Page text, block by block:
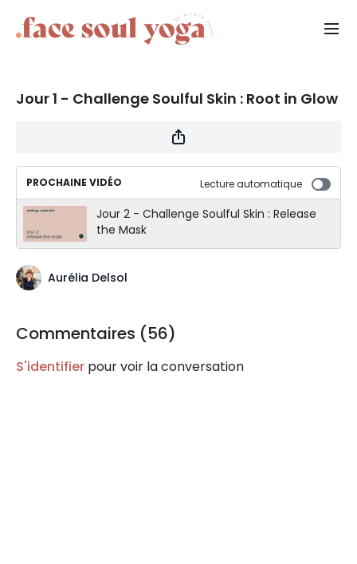
Jour 1 - Challenge Soulful Skin : Root in Glow
PROCHAINE VIDÉO Lecture automatique
Jour 2 - Challenge Soulful Skin : Release
the Mask
Aurélia Delsol
Commentaires (56)
S'identifier pour voir la conversation